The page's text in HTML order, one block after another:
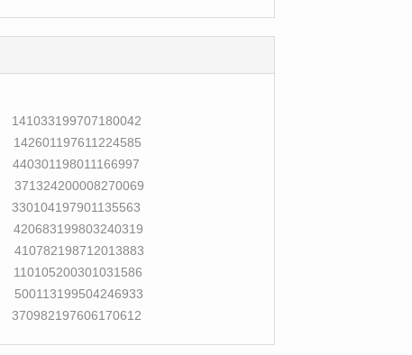
141033199707180042
142601197611224585
440301198011166997
371324200008270069
330104197901135563
420683199803240319
410782198712013883
110105200301031586
500113199504246933
370982197606170612